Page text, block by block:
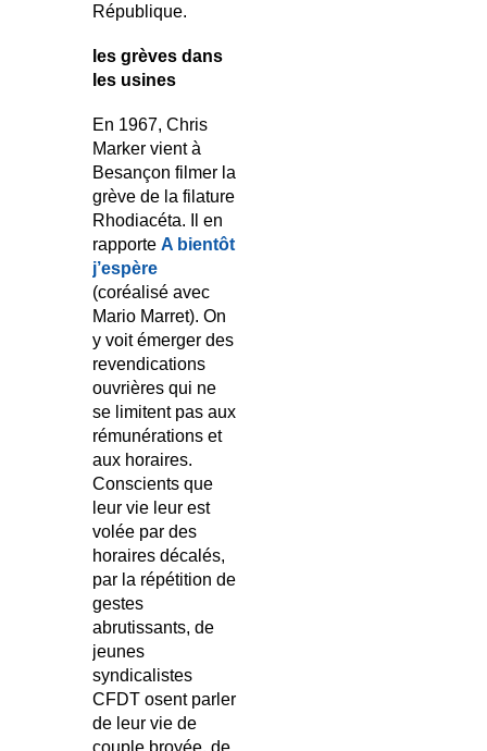
République.
les grèves dans
les usines
En 1967, Chris
Marker vient à
Besançon filmer la
grève de la filature
Rhodiacéta. Il en
rapporte A bientôt
j’espère
(coréalisé avec
Mario Marret). On
y voit émerger des
revendications
ouvrières qui ne
se limitent pas aux
rémunérations et
aux horaires.
Conscients que
leur vie leur est
volée par des
horaires décalés,
par la répétition de
gestes
abrutissants, de
jeunes
syndicalistes
CFDT osent parler
de leur vie de
couple broyée, de